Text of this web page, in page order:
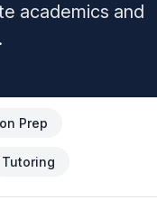
academics and
Prep
Tutoring